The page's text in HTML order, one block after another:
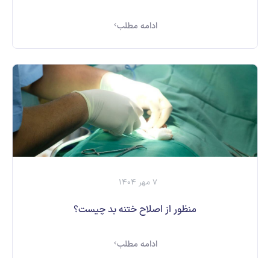
ادامه مطلب
7 مهر 1404
منظور از اصلاح ختنه بد چیست؟
ادامه مطلب